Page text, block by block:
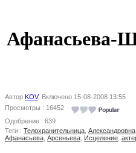
Афанасьева-
Автор KOV, Включено 15-08-2008 13:55
Просмотры : 16452
Одобрение : 639
Теги : Телохранительница Александровна
Афанасьева Арсеньева Исцеление